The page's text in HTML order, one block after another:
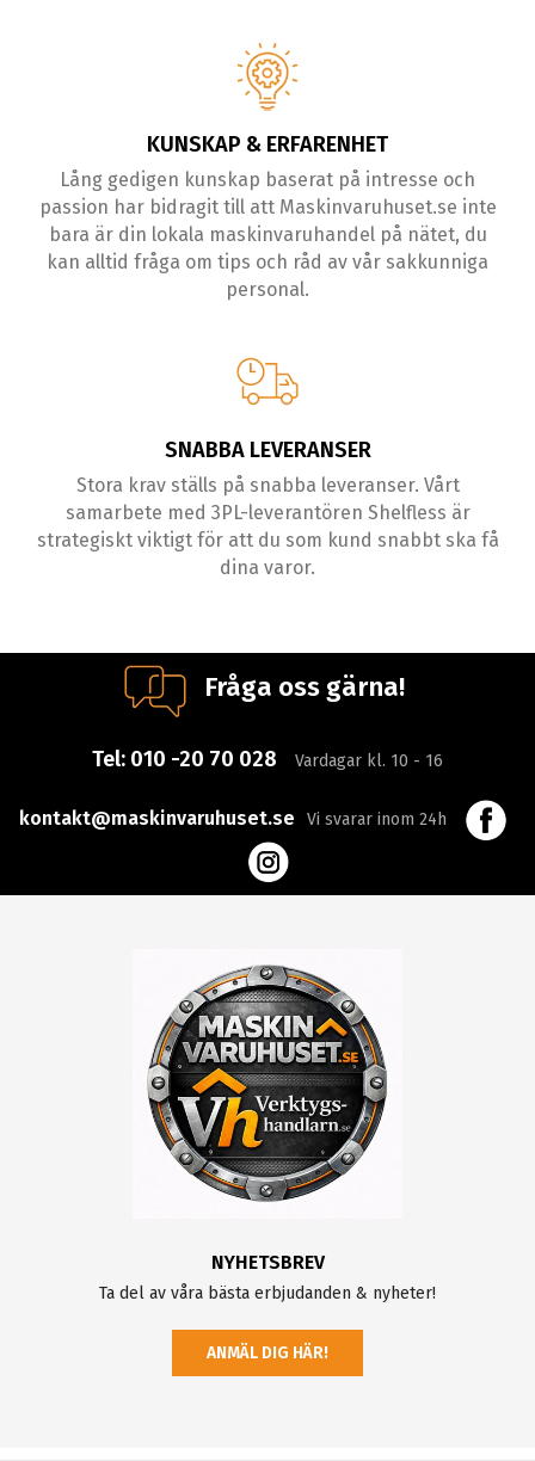
KUNSKAP & ERFARENHET
Lång gedigen kunskap baserat på intresse och
passion har bidragit till att Maskinvaruhuset.se inte
bara är din lokala maskinvaruhandel på nätet, du
kan alltid fråga om tips och råd av vår sakkunniga
personal.
SNABBA LEVERANSER
Stora krav ställs på snabba leveranser. Vårt
samarbete med 3PL-leverantören Shelfless är
strategiskt viktigt för att du som kund snabbt ska få
dina varor.
Fråga oss gärna!
Tel: 010 -20 70 028 Vardagar kl. 10 - 16
kontakt@maskinvaruhuset.se Vi svarar inom 24h
NYHETSBREV
Ta del av våra bästa erbjudanden & nyheter!
ANMÄL DIG HÄR!